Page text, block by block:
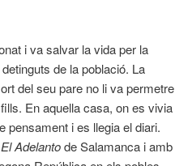
i va salvar la vida per la
de la població. La
del seu pare no li va permetre
En aquella casa, on es vivia
pensament i es llegia el diari.
El Adelantode Salamanca i amb